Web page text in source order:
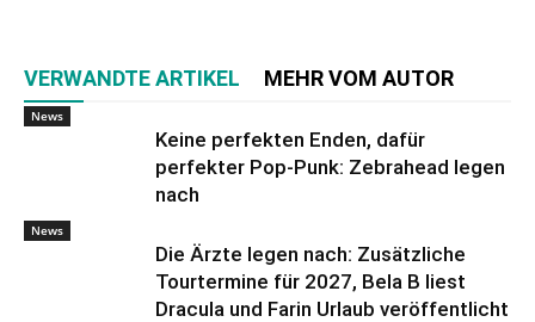
VERWANDTE ARTIKEL MEHR VOM AUTOR
News
Keine perfekten Enden, dafür
perfekter Pop-Punk: Zebrahead legen
nach
News
Die Ärzte legen nach: Zusätzliche
Tourtermine für 2027, Bela B liest
Dracula und Farin Urlaub veröffentlicht